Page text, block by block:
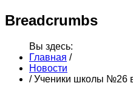
Breadcrumbs
Вы здесь:
Главная /
Новости
/ Ученики школы №26